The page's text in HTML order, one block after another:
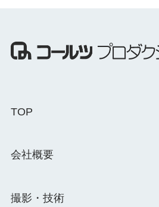
TOP
会社概要
撮影・技術